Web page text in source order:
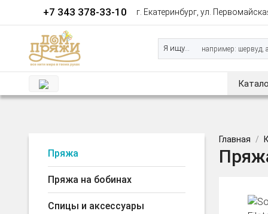
+7 343 378-33-10 г. Екатеринбург, ул.
Я ищу...
Пряжа
Пряжа на бобинах
Спицы и аксессуары
Главная